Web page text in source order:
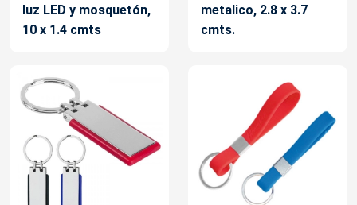
luz LED y mosquetón,
10 x 1.4 cmts
metalico, 2.8 x 3.7
cmts.